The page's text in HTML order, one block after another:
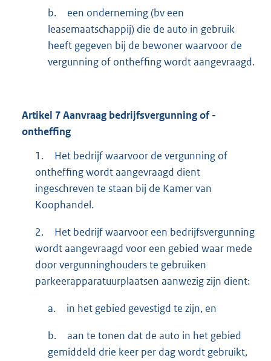
b.
een onderneming (bv een
leasemaatschappij) die de auto in gebruik
heeft gegeven bij de bewoner waarvoor de
vergunning of ontheffing wordt aangevraagd.
Artikel 7Aanvraag bedrijfsvergunning of -
ontheffing
1.
Het bedrijf waarvoor de vergunning of
ontheffing wordt aangevraagd dient
ingeschreven te staan bij de Kamer van
Koophandel.
2.
Het bedrijf waarvoor een bedrijfsvergunning
wordt aangevraagd voor een gebied waar mede
door vergunninghouders te gebruiken
parkeerapparatuurplaatsen aanwezig zijn dient:
a. in het gebied gevestigd te zijn, en
b.
aan te tonen dat de auto in het gebied
gemiddeld drie keer per dag wordt gebruikt,